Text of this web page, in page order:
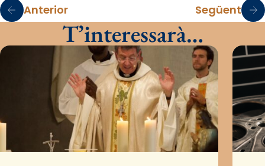
Anterior Següent
T’interessarà…